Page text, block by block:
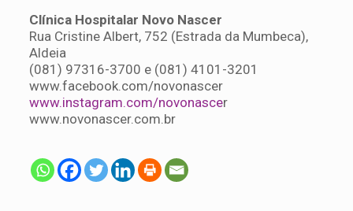
Clínica Hospitalar Novo Nascer
Rua Cristine Albert, 752 (Estrada da Mumbeca),
Aldeia
(081) 97316-3700 e (081) 4101-3201
www.facebook.com/novonascer
www.instagram.com/novonascer
www.novonascer.com.br